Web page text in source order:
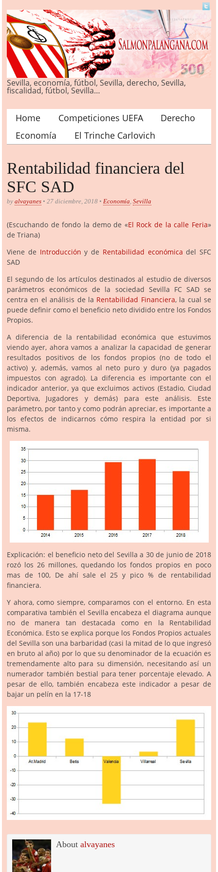
Sevilla, economía, fútbol, Sevilla, derecho, Sevilla,
fiscalidad, fútbol, Sevilla…
Main menu
Home Competiciones UEFA
Derecho
Economía
El Trinche Carlovich
Rentabilidad financiera del
SFC SAD
by alvayanes • 27 diciembre, 2018 • Economía, Sevilla
(Escuchando de fondo la demo de «El Rock de la calle Feria»
de Triana)
Viene de Introducción y de Rentabilidad económica del SFC
SAD
El segundo de los artículos destinados al estudio de diversos
parámetros económicos de la sociedad Sevilla FC SAD se
centra en el análisis de la Rentabilidad Financiera, la cual se
puede definir como el beneficio neto dividido entre los Fondos
Propios.
A diferencia de la rentabilidad económica que estuvimos
viendo ayer, ahora vamos a analizar la capacidad de generar
resultados positivos de los fondos propios (no de todo el
activo) y, además, vamos al neto puro y duro (ya pagados
impuestos con agrado). La diferencia es importante con el
indicador anterior, ya que excluimos activos (Estadio, Ciudad
Deportiva, Jugadores y demás) para este análisis. Este
parámetro, por tanto y como podrán apreciar, es importante a
los efectos de indicarnos cómo respira la entidad por si
misma.
Explicación: el beneficio neto del Sevilla a 30 de junio de 2018
rozó los 26 millones, quedando los fondos propios en poco
mas de 100, De ahí sale el 25 y pico % de rentabilidad
financiera.
Y ahora, como siempre, comparamos con el entorno. En esta
comparativa también el Sevilla encabeza el diagrama aunque
no de manera tan destacada como en la Rentabilidad
Económica. Esto se explica porque los Fondos Propios actuales
del Sevilla son una barbaridad (casi la mitad de lo que ingresó
en bruto al año) por lo que su denominador de la ecuación es
tremendamente alto para su dimensión, necesitando así un
numerador también bestial para tener porcentaje elevado. A
pesar de ello, también encabeza este indicador a pesar de
bajar un pelín en la 17-18
About alvayanes